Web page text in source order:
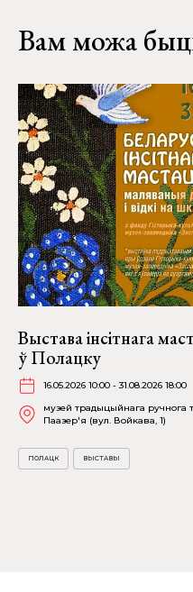
Вам можа
Выстава інсітнага
ў Полацку
16.05.2026 10:00 - 31.08.2026 18:00
музей традыцыйнага ручнога
Паазер'я (вул. Войкава, 1)
ПОЛАЦК ВЫСТАВЫ